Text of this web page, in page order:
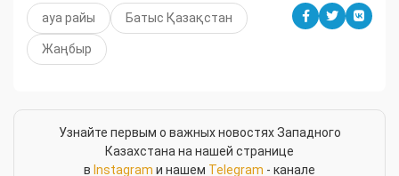
ауа райы Батыс Қазақстан
Жаңбыр
Узнайте первым о важных новостях Западного
Казахстана на нашей странице
в Instagram и нашем Telegram - канале